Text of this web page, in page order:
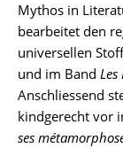
Mythos in
bearbeitet den
universellen
und im Band
Anschliessend
kindgerecht vor
ses